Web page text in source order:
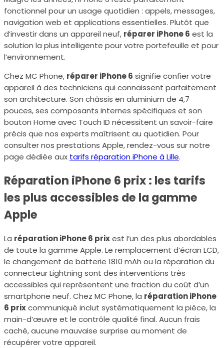
fonctionnel pour un usage quotidien : appels, messages,
navigation web et applications essentielles. Plutôt que
d’investir dans un appareil neuf, réparer iPhone 6 est la
solution la plus intelligente pour votre portefeuille et pour
l’environnement.
Chez MC Phone, réparer iPhone 6 signifie confier votre
appareil à des techniciens qui connaissent parfaitement
son architecture. Son châssis en aluminium de 4,7
pouces, ses composants internes spécifiques et son
bouton Home avec Touch ID nécessitent un savoir-faire
précis que nos experts maîtrisent au quotidien. Pour
consulter nos prestations Apple, rendez-vous sur notre
page dédiée aux tarifs réparation iPhone à Lille.
Réparation iPhone 6 prix : les tarifs
les plus accessibles de la gamme
Apple
La réparation iPhone 6 prixest l’un des plus abordables
de toute la gamme Apple. Le remplacement d’écran LCD,
le changement de batterie 1810 mAh ou la réparation du
connecteur Lightning sont des interventions très
accessibles qui représentent une fraction du coût d’un
smartphone neuf. Chez MC Phone, la réparation iPhone
6 prixcommuniqué inclut systématiquement la pièce, la
main-d’œuvre et le contrôle qualité final. Aucun frais
caché, aucune mauvaise surprise au moment de
récupérer votre appareil.